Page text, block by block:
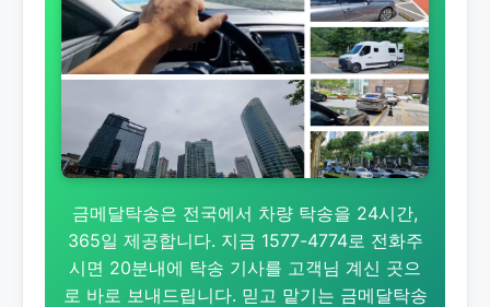
금메달탁송은 전국에서 차량 탁송을 24시간,
365일 제공합니다. 지금 1577-4774로 전화주
시면 20분내에 탁송 기사를 고객님 계신 곳으
로 바로 보내드립니다. 믿고 맡기는 금메달탁송